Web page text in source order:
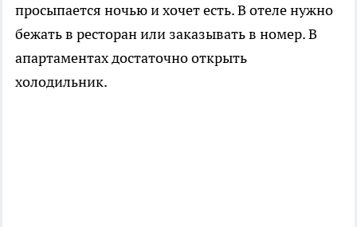
просыпается ночью и хочет есть. В отеле нужно
бежать в ресторан или заказывать в номер. В
апартаментах достаточно открыть
холодильник.